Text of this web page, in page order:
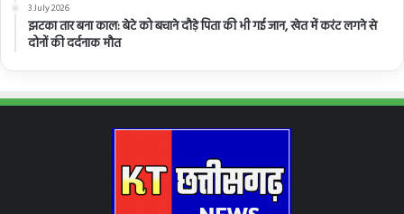
3 July 2026
झटका तार बना काल: बेटे को बचाने दौड़े पिता की भी गई जान, खेत में करंट लगने से
दोनों की दर्दनाक मौत